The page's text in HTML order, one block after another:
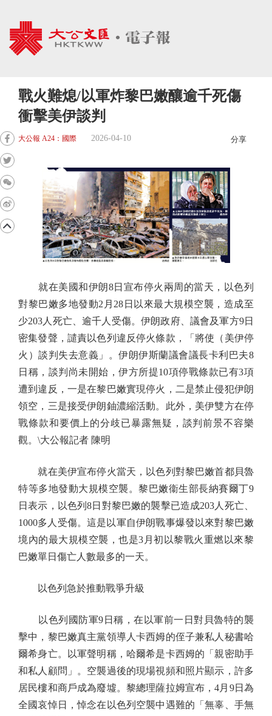
戰火難熄/以軍炸黎巴嫩釀逾千死傷
衝擊美伊談判
大公報 A24：國際 2026-04-10 分享
就在美國和伊朗8日宣布停火兩周的當天，以色列
對黎巴嫩多地發動2月28日以來最大規模空襲，造成至
少203人死亡、逾千人受傷。伊朗政府、議會及軍方9日
密集發聲，譴責以色列違反停火條款，「將使（美伊停
火）談判失去意義」。伊朗伊斯蘭議會議長卡利巴夫8
日稱，談判尚未開始，伊方所提10項停戰條款已有3項
遭到違反，一是在黎巴嫩實現停火，二是禁止侵犯伊朗
領空，三是接受伊朗鈾濃縮活動。此外，美伊雙方在停
戰條款和要價上的分歧已暴露無疑，談判前景不容樂
觀。\大公報記者 陳明
就在美伊宣布停火當天，以色列對黎巴嫩首都貝魯
特等多地發動大規模空襲。黎巴嫩衞生部長納賽爾丁9
日表示，以色列8日對黎巴嫩的襲擊已造成203人死亡、
1000多人受傷。這是以軍自伊朗戰事爆發以來對黎巴嫩
境內的最大規模空襲，也是3月初以黎戰火重燃以來黎
巴嫩單日傷亡人數最多的一天。
以色列急於推動戰爭升級
以色列國防軍9日稱，在以軍前一日對貝魯特的襲
擊中，黎巴嫩真主黨領導人卡西姆的侄子兼私人秘書哈
爾希身亡。以軍聲明稱，哈爾希是卡西姆的「親密助手
和私人顧問」。空襲過後的現場視頻和照片顯示，許多
居民樓和商戶成為廢墟。黎總理薩拉姆宣布，4月9日為
全國哀悼日，悼念在以色列空襲中遇難的「無辜、手無